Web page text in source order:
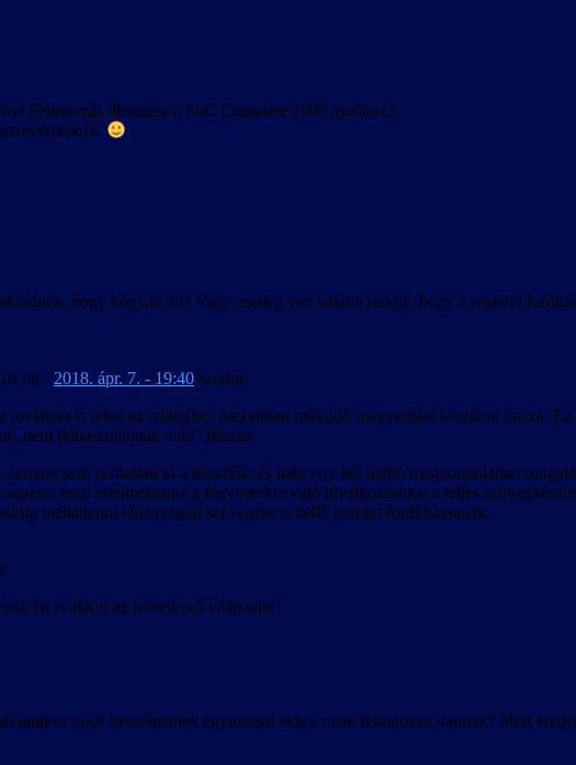
Feliratozás illesztése a SoC Complete 2009 modhoz?
hogy hogyan áll? Vagy esetleg van valami módja, hogy a régebbi
bit - 2018. ápr. 7. - 19:40 szerint:
is lehet az eddigihez hasonlóan működő magyarítást készíteni hozzá.
„nem felhasználónak való” feladat.
sem javítottak ki a készítők, és még egy-két újabb meggondolatlan
teszi értelmetlenné a fegyverekre való hivatkozásokat a teljes
méltatlanul elhanyagolt szövegére is kellő gondot fordíthassanak.
én is akkor az következő változatra!
amikor npck beszélgetnek egymással akkor azok feliratozva vannak? Mert